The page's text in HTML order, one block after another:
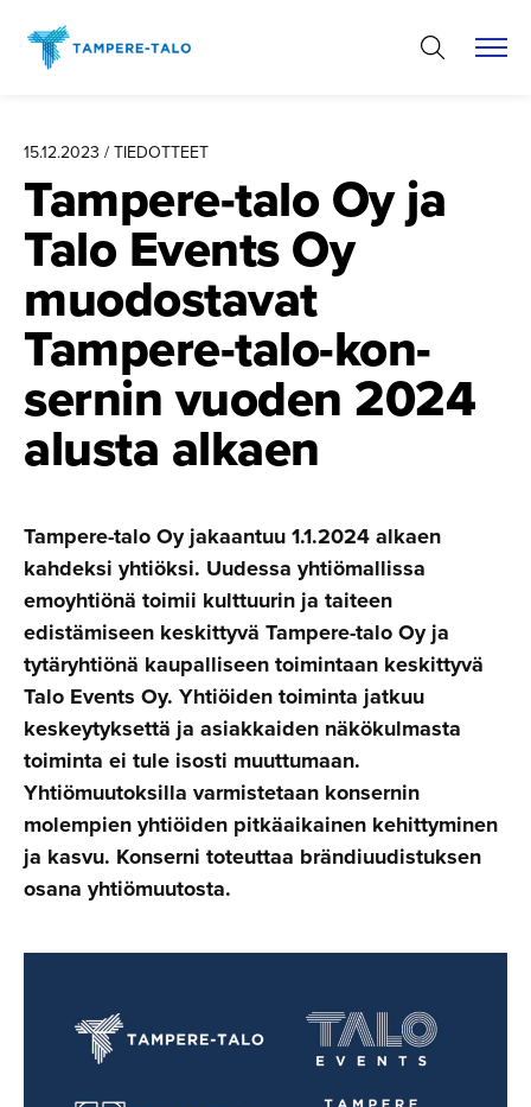
sisältöön
15.12.2023 / TIEDOTTEET
Tampere-talo Oy ja
Talo Events Oy
muodostavat
Tampere-ta­lo-kon­
sernin vuoden 2024
alusta alkaen
Tampere-talo Oy jakaantuu 1.1.2024 alkaen
kahdeksi yhtiöksi. Uudessa yhtiömallissa
emoyhtiönä toimii kulttuurin ja taiteen
edistämiseen keskittyvä Tampere-talo Oy ja
tytäryhtiönä kaupalliseen toimintaan keskittyvä
Talo Events Oy. Yhtiöiden toiminta jatkuu
keskeytyksettä ja asiakkaiden näkökulmasta
toiminta ei tule isosti muuttumaan.
Yhtiömuutoksilla varmistetaan konsernin
molempien yhtiöiden pitkäaikainen kehittyminen
ja kasvu. Konserni toteuttaa brändiuudistuksen
osana yhtiömuutosta.